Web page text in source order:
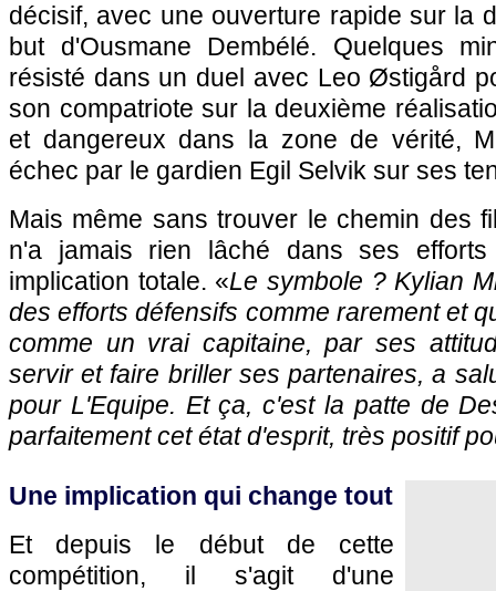
décisif, avec une ouverture rapide sur la
but d'Ousmane Dembélé. Quelques
résisté dans un duel avec Leo Østigård
son compatriote sur la deuxième
et dangereux dans la zone de vérité,
échec par le gardien Egil Selvik sur ses
Mais même sans trouver le chemin des
n'a jamais rien lâché dans ses
implication totale. «Le symbole ? Kylian
des efforts défensifs comme rarement et
comme un vrai capitaine, par ses
servir et faire briller ses partenaires, a
pour L'Equipe. Et ça, c'est la patte de
parfaitement cet état d'esprit, très positif
Une implication qui change tout
Et depuis le début de cette
compétition, il s'agit d'une